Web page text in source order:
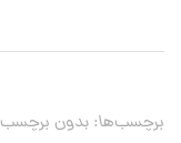
برچسب‌ها: بدون برچسب